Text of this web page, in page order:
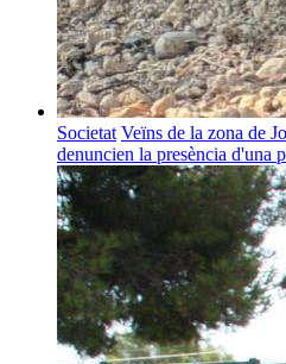
Societat Veïns de la zona de
denuncien la presència d'una